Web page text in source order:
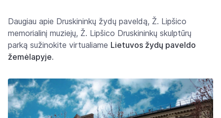
Daugiau apie Druskininkų žydų paveldą, Ž. Lipšico
memorialinį muziejų, Ž. Lipšico Druskininkų skulptūrų
parką sužinokite virtualiame Lietuvos žydų paveldo
žemėlapyje.